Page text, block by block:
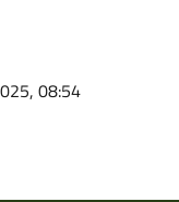
08:54